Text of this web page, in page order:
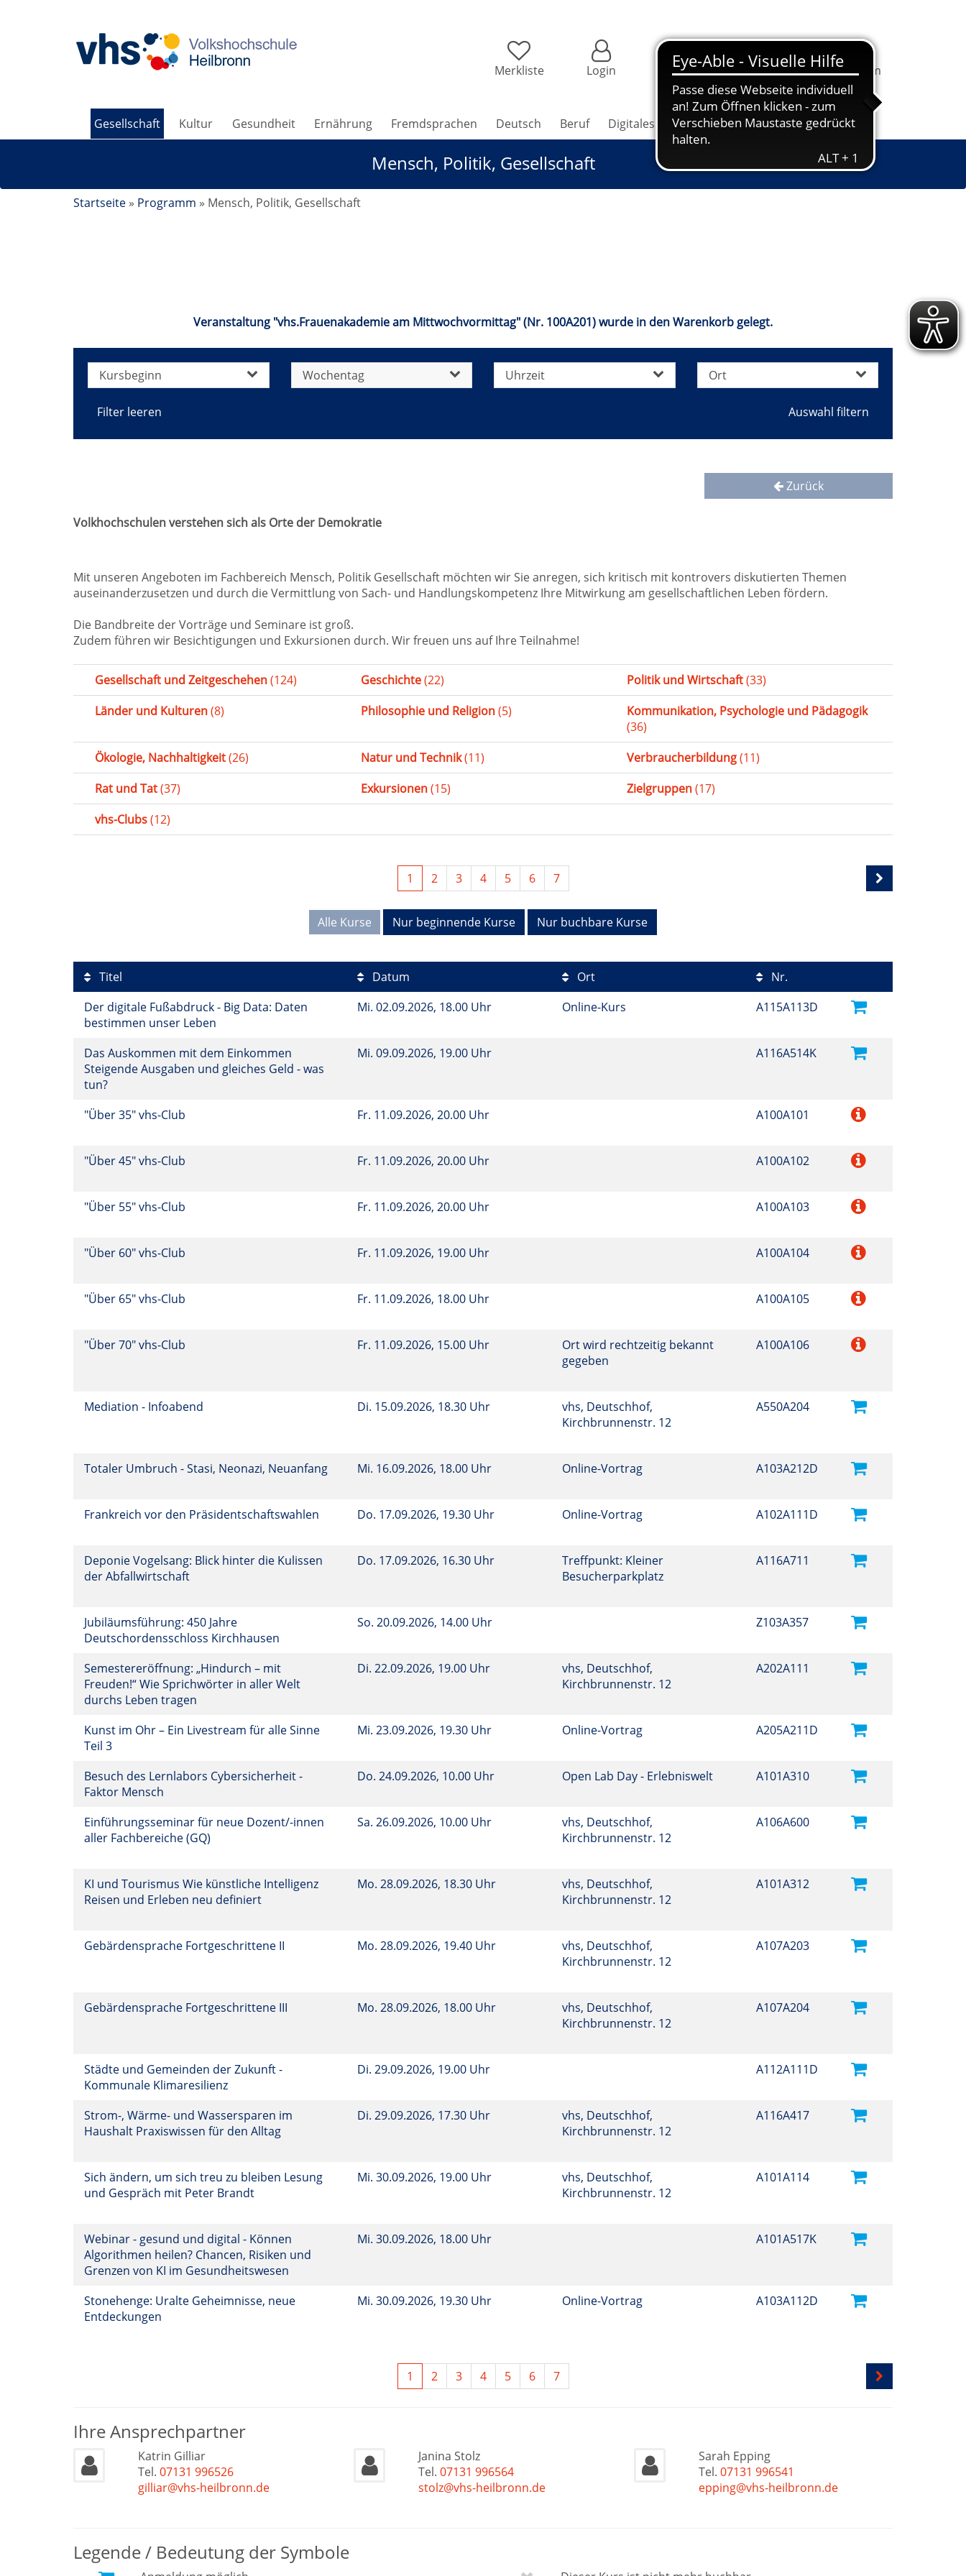
Merkliste Login
1 Ihrem
Warenkorb
befindet
sich
1
Kurs
Information Programm
Gesellschaft Kultur Gesundheit Ernährung Fremdsprachen Deutsch Beruf Digitales Grundbildung Jugendkunstschule
Mensch, Politik, Gesellschaft
Startseite » Programm » Mensch, Politik, Gesellschaft
Veranstaltung "vhs.Frauenakademie am Mittwochvormittag" (Nr. 100A201) wurde in den Warenkorb gelegt.
Kursbeginn Wochentag Uhrzeit Ort
Filter leeren
Zurück
Volkhochschulen verstehen sich als Orte der Demokratie
Mit unseren Angeboten im Fachbereich Mensch, Politik Gesellschaft möchten wir Sie anregen, sich kritisch mit kontrovers diskutierten Themen
auseinanderzusetzen und durch die Vermittlung von Sach- und Handlungskompetenz Ihre Mitwirkung am gesellschaftlichen Leben fördern.
Die Bandbreite der Vorträge und Seminare ist groß.
Zudem führen wir Besichtigungen und Exkursionen durch. Wir freuen uns auf Ihre Teilnahme!
Gesellschaft und Zeitgeschehen(124) Geschichte(22) Politik und Wirtschaft(33)
Länder und Kulturen(8) Philosophie und Religion(5)
Kommunikation, Psychologie und Pädagogik
(36)
Ökologie, Nachhaltigkeit(26) Natur und Technik(11) Verbraucherbildung(11)
Rat und Tat(37) Exkursionen(15) Zielgruppen(17)
vhs-Clubs(12)
1 2 3 4 5 6 7
Alle Kurse Nur beginnende Kurse Nur buchbare Kurse
Titel Datum Ort
Nr.
Der digitale Fußabdruck - Big Data: Daten
bestimmen unser Leben
Mi. 02.09.2026, 18.00 Uhr Online-Kurs A115A113D
Das Auskommen mit dem Einkommen
Steigende Ausgaben und gleiches Geld - was
tun?
Mi. 09.09.2026, 19.00 Uhr A116A514K
"Über 35" vhs-Club Fr. 11.09.2026, 20.00 Uhr A100A101
"Über 45" vhs-Club Fr. 11.09.2026, 20.00 Uhr A100A102
"Über 55" vhs-Club Fr. 11.09.2026, 20.00 Uhr A100A103
"Über 60" vhs-Club Fr. 11.09.2026, 19.00 Uhr A100A104
"Über 65" vhs-Club Fr. 11.09.2026, 18.00 Uhr A100A105
"Über 70" vhs-Club Fr. 11.09.2026, 15.00 Uhr
Ort wird rechtzeitig bekannt
gegeben
A100A106
Mediation - Infoabend Di. 15.09.2026, 18.30 Uhr
vhs, Deutschhof,
Kirchbrunnenstr. 12
A550A204
Totaler Umbruch - Stasi, Neonazi, Neuanfang Mi. 16.09.2026, 18.00 Uhr Online-Vortrag A103A212D
Frankreich vor den Präsidentschaftswahlen Do. 17.09.2026, 19.30 Uhr Online-Vortrag A102A111D
Deponie Vogelsang: Blick hinter die Kulissen
der Abfallwirtschaft
Do. 17.09.2026, 16.30 Uhr
Treffpunkt: Kleiner
Besucherparkplatz
A116A711
Jubiläumsführung: 450 Jahre
Deutschordensschloss Kirchhausen
So. 20.09.2026, 14.00 Uhr Z103A357
Semestereröffnung: „Hindurch – mit
Freuden!“ Wie Sprichwörter in aller Welt
durchs Leben tragen
Di. 22.09.2026, 19.00 Uhr
vhs, Deutschhof,
Kirchbrunnenstr. 12
A202A111
Kunst im Ohr – Ein Livestream für alle Sinne
Teil 3
Mi. 23.09.2026, 19.30 Uhr Online-Vortrag A205A211D
Besuch des Lernlabors Cybersicherheit -
Faktor Mensch
Do. 24.09.2026, 10.00 Uhr Open Lab Day - Erlebniswelt A101A310
Einführungsseminar für neue Dozent/-innen
aller Fachbereiche (GQ)
Sa. 26.09.2026, 10.00 Uhr
vhs, Deutschhof,
Kirchbrunnenstr. 12
A106A600
KI und Tourismus Wie künstliche Intelligenz
Reisen und Erleben neu definiert
Mo. 28.09.2026, 18.30 Uhr
vhs, Deutschhof,
Kirchbrunnenstr. 12
A101A312
Gebärdensprache Fortgeschrittene II Mo. 28.09.2026, 19.40 Uhr
vhs, Deutschhof,
Kirchbrunnenstr. 12
A107A203
Gebärdensprache Fortgeschrittene III Mo. 28.09.2026, 18.00 Uhr
vhs, Deutschhof,
Kirchbrunnenstr. 12
A107A204
Städte und Gemeinden der Zukunft -
Kommunale Klimaresilienz
Di. 29.09.2026, 19.00 Uhr A112A111D
Strom-, Wärme- und Wassersparen im
Haushalt Praxiswissen für den Alltag
Di. 29.09.2026, 17.30 Uhr
vhs, Deutschhof,
Kirchbrunnenstr. 12
A116A417
Sich ändern, um sich treu zu bleiben Lesung
und Gespräch mit Peter Brandt
Mi. 30.09.2026, 19.00 Uhr
vhs, Deutschhof,
Kirchbrunnenstr. 12
A101A114
Webinar - gesund und digital - Können
Algorithmen heilen? Chancen, Risiken und
Grenzen von KI im Gesundheitswesen
Mi. 30.09.2026, 18.00 Uhr A101A517K
Stonehenge: Uralte Geheimnisse, neue
Entdeckungen
Mi. 30.09.2026, 19.30 Uhr Online-Vortrag A103A112D
1 2 3 4 5 6 7
Ihre Ansprechpartner
Katrin Gilliar
Tel. 07131 996526
gilliar@vhs-heilbronn.de
Janina Stolz
Tel. 07131 996564
stolz@vhs-heilbronn.de
Sarah Epping
Tel. 07131 996541
epping@vhs-heilbronn.de
Legende / Bedeutung der Symbole